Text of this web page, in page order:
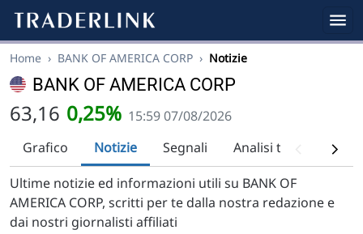
Home › BANK OF AMERICA CORP › Notizie
BANK OF AMERICA CORP
63,16 0,25% 15:59 07/08/2026
Grafico
Notizie Segnali Analisi tecnica
Ultime notizie ed informazioni utili su BANK OF
AMERICA CORP, scritti per te dalla nostra redazione e
dai nostri giornalisti affiliati